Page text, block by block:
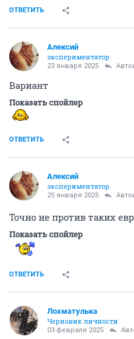
ОТВЕТИТЬ
Алексий
экспериментатор
23 января 2025
Вариант
Показать спойлер
ОТВЕТИТЬ
Алексий
экспериментатор
25 января 2025
Точно не против таких
Показать спойлер
ОТВЕТИТЬ
Лохматулька
Черновик личности
03 февраля 2025